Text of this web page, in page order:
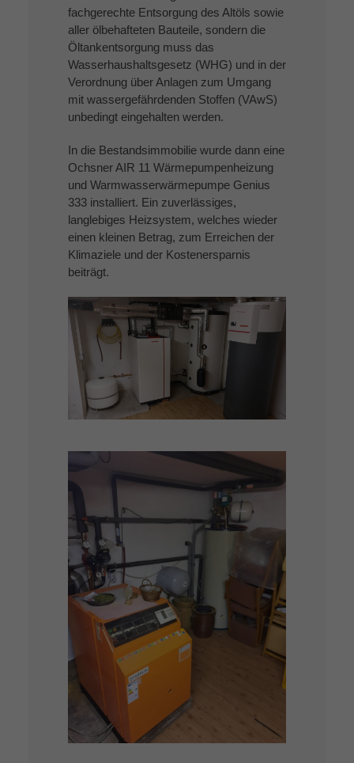
fachgerechte Entsorgung des Altöls sowie
aller ölbehafteten Bauteile, sondern die
Öltankentsorgung muss das
Wasserhaushaltsgesetz (WHG) und in der
Verordnung über Anlagen zum Umgang
mit wassergefährdenden Stoffen (VAwS)
unbedingt eingehalten werden.
In die Bestandsimmobilie wurde dann eine
Ochsner AIR 11 Wärmepumpenheizung
und Warmwasserwärmepumpe Genius
333 installiert. Ein zuverlässiges,
langlebiges Heizsystem, welches wieder
einen kleinen Betrag, zum Erreichen der
Klimaziele und der Kostenersparnis
beiträgt.